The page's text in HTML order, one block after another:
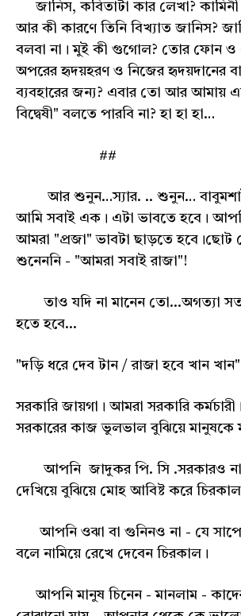
জানিস, কবিতাটা কার লেখা? কামিনী
আর কী কারণে তিনি বিখ্যাত জানিস?
বলবা না। মুই কী গুগোল? তোর ফোন ও
অপরের হৃদয়হরণ ও নিজের হৃদয়দানের
ব্যবহারের জন্য? এবার তো আর আমায়
বিদ্বেষী" বলতে পারবি না? হা হা হা…
##
আর শুনুন…স্যার. .. শুনুন…
আমি সবাই এক। এটা ভাবতে হবে।
আমরা "প্রজা" ভাবটা ছাড়তে হবে।ছোট
শুনেননি - "আমরা সবাই রাজা"!
তাও যদি না মানেন তো...অগত্যা
হতে হবে...
"দড়ি ধরে দেব টান / রাজা হবে খান খান"
সরকারি জায়গা। আমরা সরকারি
সরকারের কাজ ভুলভাল বুঝিয়ে মানুষকে
আপনি জাদুকর পি. সি .সরকারও
দেখিয়ে বুঝিয়ে মোহ আবিষ্ট করে
আপনি ওঝা বা গুনিনও না - যে সাপের
বলে নামিয়ে রেখে দেবেন চিরকাল।
আপনি মানুষ চিনেন - মানলাম -